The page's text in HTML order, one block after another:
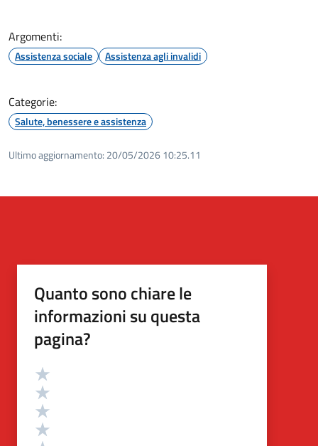
Argomenti:
Assistenza sociale Assistenza agli invalidi
Categorie:
Salute, benessere e assistenza
Ultimo aggiornamento: 20/05/2026 10:25.11
Quanto sono chiare le
informazioni su questa
pagina?
Valutazione